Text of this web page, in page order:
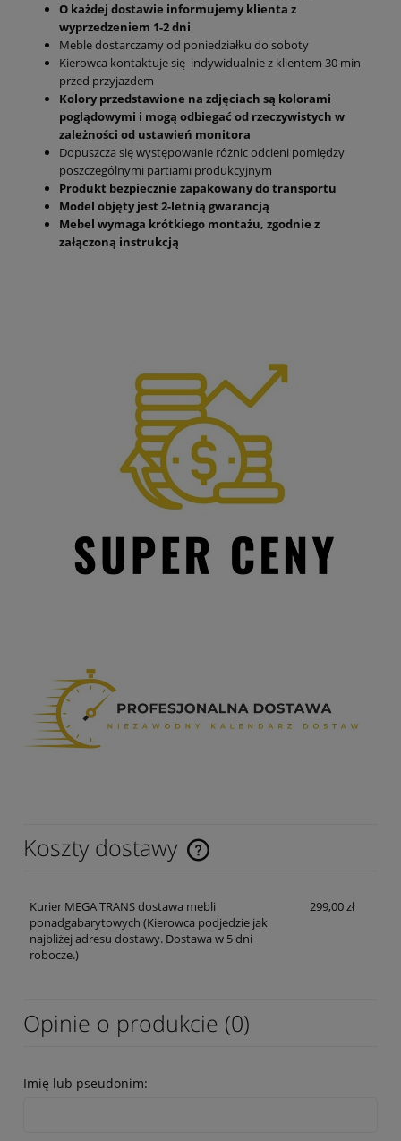
O każdej dostawie informujemy klienta z
wyprzedzeniem 1-2 dni
Meble dostarczamy od poniedziałku do soboty
Kierowca kontaktuje się indywidualnie z klientem 30 min
przed przyjazdem
Kolory przedstawione na zdjęciach są kolorami
poglądowymi i mogą odbiegać od rzeczywistych w
zależności od ustawień monitora
Dopuszcza się występowanie różnic odcieni pomiędzy
poszczególnymi partiami produkcyjnym
Produkt bezpiecznie zapakowany do transportu
Model objęty jest 2-letnią gwarancją
Mebel wymaga krótkiego montażu, zgodnie z
załączoną instrukcją
Koszty dostawy
Cena nie zawiera ewentualnych kosztów płatności
Kurier MEGA TRANS dostawa mebli
ponadgabarytowych (Kierowca podjedzie jak
najbliżej adresu dostawy. Dostawa w 5 dni
robocze.)
299,00 zł
Opinie o produkcie (0)
Imię lub pseudonim: